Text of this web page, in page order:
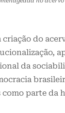
criação do
da
parte da